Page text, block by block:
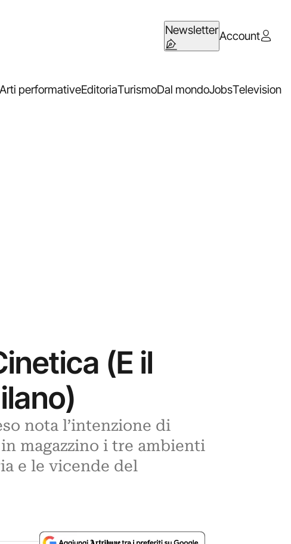
NewsletterAccount
Arti performativeEditoriaTurismoDal mondoJobsTelevision
(E il
nota l’intenzione di
magazzino i tre ambienti
e le vicende del